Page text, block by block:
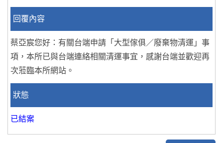
回覆內容
蔡亞宸您好：有關台端申請「大型傢俱／廢棄物清運」事
項，本所已與台端連絡相關清運事宜，感謝台端並歡迎再
次蒞臨本所網站。
狀態
已結案